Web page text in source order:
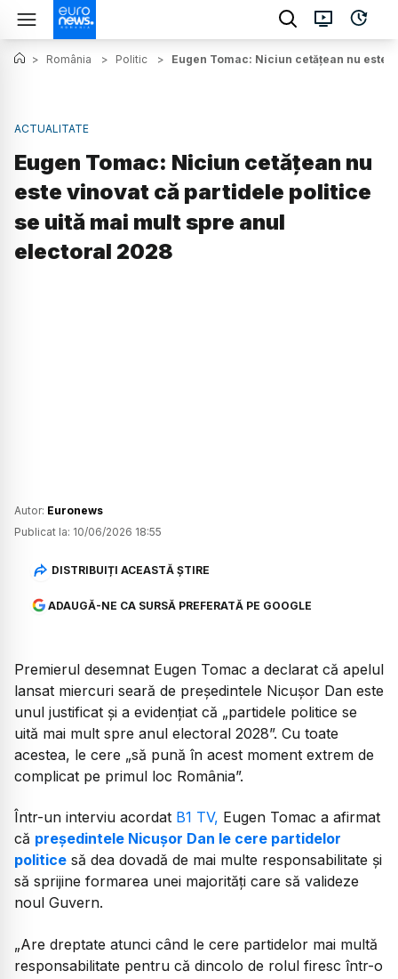
> România > Politic > Eugen Tomac: Niciun cetățean nu
ACTUALITATE
Eugen Tomac: Niciun cetățean nu
este vinovat că partidele politice
se uită mai mult spre anul
electoral 2028
Autor: Euronews
Publicat la: 10/06/2026 18:55
DISTRIBUIȚI ACEASTĂ ȘTIRE
ADAUGĂ-NE CA SURSĂ PREFERATĂ PE GOOGLE
Premierul desemnat Eugen Tomac a declarat că apelul
lansat miercuri seară de președintele Nicușor Dan este
unul justificat și a evidențiat că „partidele politice se
uită mai mult spre anul electoral 2028”. Cu toate
acestea, le cere „să pună în acest moment extrem de
complicat pe primul loc România”.
Într-un interviu acordat B1 TV, Eugen Tomac a afirmat
că președintele Nicușor Dan le cere partidelor
politice să dea dovadă de mai multe responsabilitate și
să sprijine formarea unei majorități care să valideze
noul Guvern.
„Are dreptate atunci când le cere partidelor mai multă
responsabilitate pentru că dincolo de rolul firesc într-o